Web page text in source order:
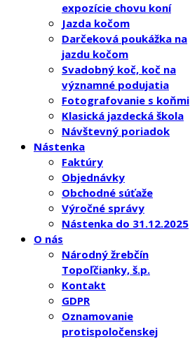
expozície chovu koní
Jazda kočom
Darčeková poukážka na
jazdu kočom
Svadobný koč, koč na
významné podujatia
Fotografovanie s koňmi
Klasická jazdecká škola
Návštevný poriadok
Nástenka
Faktúry
Objednávky
Obchodné súťaže
Výročné správy
Nástenka do 31.12.2025
O nás
Národný žrebčín
Topoľčianky, š.p.
Kontakt
GDPR
Oznamovanie
protispoločenskej